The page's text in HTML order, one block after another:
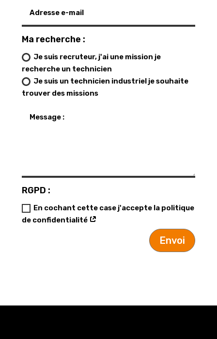
Ma recherche :
Je suis recruteur, j'ai une mission je
recherche un technicien
Je suis un technicien industriel je souhaite
trouver des missions
RGPD :
En cochant cette case j'accepte la politique
de confidentialité
Envoi